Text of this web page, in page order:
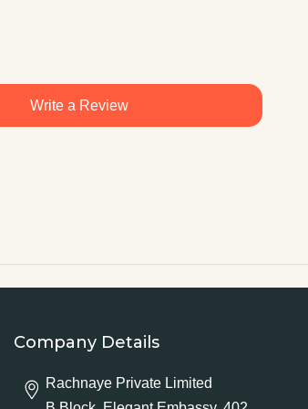
Write a Review
Company Details
Rachnaye Private Limited